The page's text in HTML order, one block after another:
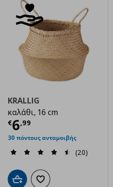
KRALLIG
καλάθι, 16 cm
€6,99
Τρέχουσα τιμή
30 πόντους ανταμοιβής
(20)
Προσθήκη στο καλάθι
Προσθήκη στα αγαπημένα